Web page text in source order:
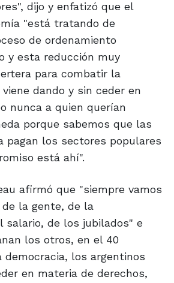
dijo y enfatizó que el
"está tratando de
de ordenamiento
y esta reducción muy
para combatir la
dando y sin ceder en
nunca a quien querían
porque sabemos que las
pagan los sectores populares
está ahí".
afirmó que "siempre vamos
la gente, de la
salario, de los jubilados" e
los otros, en el 40
democracia, los argentinos
en materia de derechos,